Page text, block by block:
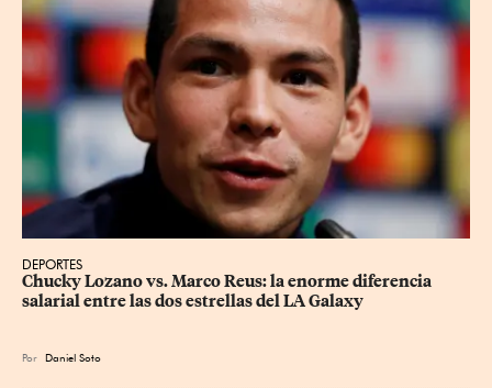
DEPORTES
Chucky Lozano vs. Marco Reus: la enorme diferencia
salarial entre las dos estrellas del LA Galaxy
Por Daniel Soto